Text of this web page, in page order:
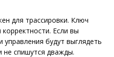
для трассировки. Ключ
Если вы
управления будут выглядеть
не спишутся дважды.